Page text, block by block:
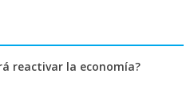
reactivar la economía?